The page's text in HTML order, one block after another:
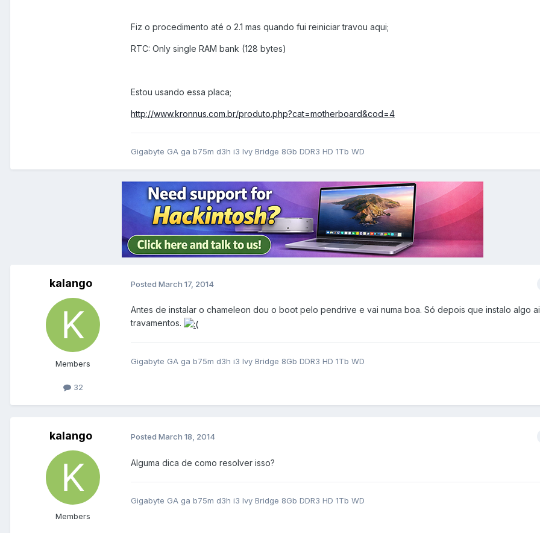
Fiz o procedimento até o 2.1 mas quando fui reiniciar travou aqui;
RTC: Only single RAM bank (128 bytes)
Estou usando essa placa;
http://www.kronnus.com.br/produto.php?cat=motherboard&cod=4
Gigabyte GA ga b75m d3h i3 Ivy Bridge 8Gb DDR3 HD 1Tb WD
kalango
Members
32
Posted March 17, 2014
Antes de instalar o chameleon dou o boot pelo pendrive e vai numa boa. Só depois que instalo algo
travamentos.
Gigabyte GA ga b75m d3h i3 Ivy Bridge 8Gb DDR3 HD 1Tb WD
kalango
Members
Posted March 18, 2014
Alguma dica de como resolver isso?
Gigabyte GA ga b75m d3h i3 Ivy Bridge 8Gb DDR3 HD 1Tb WD